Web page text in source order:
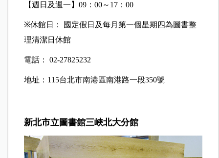
【週日及週一】09：00～17：00
※休館日： 國定假日及每月第一個星期四為圖書整
理清潔日休館
電話： 02-27825232
地址：115台北市南港區南港路一段350號
新北市立圖書館三峽北大分館